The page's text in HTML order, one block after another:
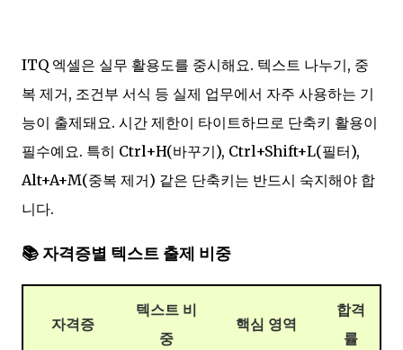
ITQ 엑셀은 실무 활용도를 중시해요. 텍스트 나누기, 중
복 제거, 조건부 서식 등 실제 업무에서 자주 사용하는 기
능이 출제돼요. 시간 제한이 타이트하므로 단축키 활용이
필수예요. 특히 Ctrl+H(바꾸기), Ctrl+Shift+L(필터),
Alt+A+M(중복 제거) 같은 단축키는 반드시 숙지해야 합
니다.
📚 자격증별 텍스트 출제 비중
자격증
텍스트 비
중
핵심 영역
합격
률